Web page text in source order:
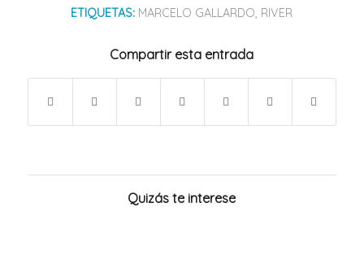
ETIQUETAS: MARCELO GALLARDO RIVER
Compartir esta entrada
Quizás te interese